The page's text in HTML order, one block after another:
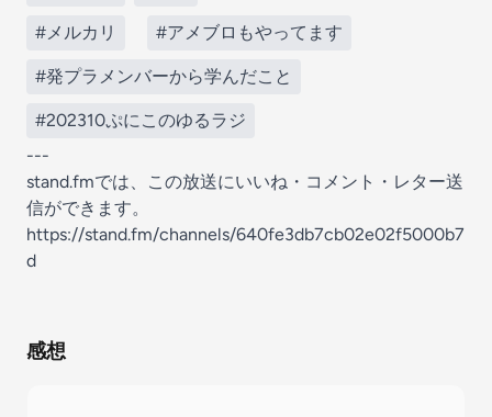
#メルカリ #アメブロもやってます
#発プラメンバーから学んだこと
#202310ぷにこのゆるラジ
---
stand.fmでは、この放送にいいね・コメント・レター送
信ができます。
https://stand.fm/channels/640fe3db7cb02e02f5000b7
d
感想